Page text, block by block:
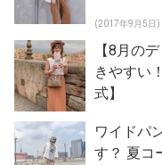
(2017年9月5日)
【8月の
きやすい
式】
ワイドパ
す？ 夏コ